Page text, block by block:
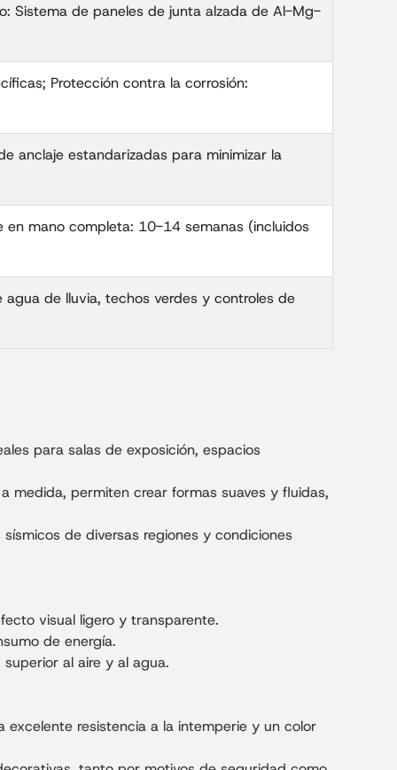
Sistema de paneles de junta alzada de Al-Mg-
Protección contra la corrosión:
anclaje estandarizadas para minimizar la
mano completa: 10-14 semanas (incluidos
de lluvia, techos verdes y controles de
para salas de exposición, espacios
medida, permiten crear formas suaves y fluidas,
de diversas regiones y condiciones
visual ligero y transparente.
de energía.
al aire y al agua.
excelente resistencia a la intemperie y un color